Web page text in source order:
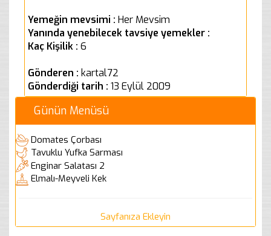
Yemeğin mevsimi : Her Mevsim
Yanında yenebilecek tavsiye yemekler :
Kaç Kişilik : 6
Gönderen : kartal72
Gönderdiği tarih : 13 Eylül 2009
Günün Menüsü
Domates Çorbası
Tavuklu Yufka Sarması
Enginar Salatası 2
Elmalı-Meyveli Kek
Sayfanıza Ekleyin